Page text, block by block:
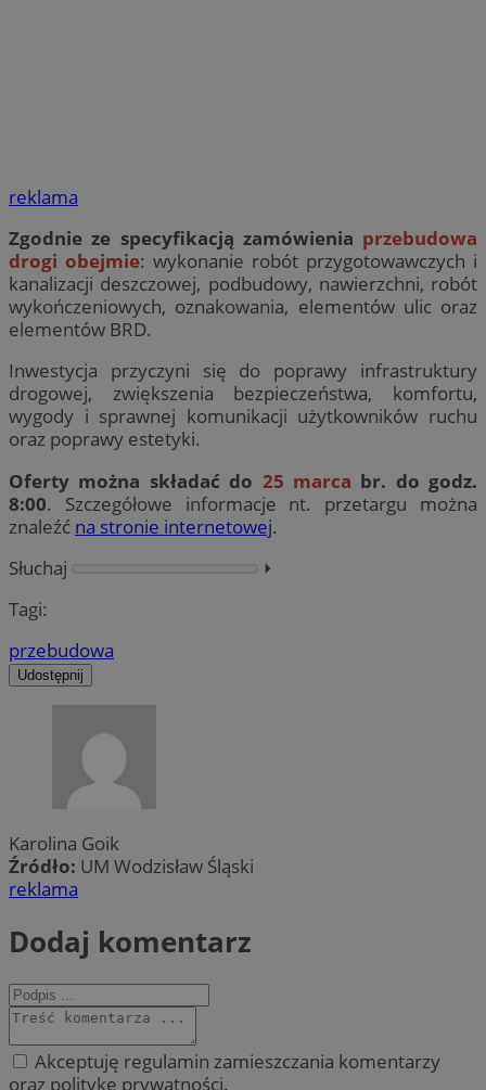
reklama
Zgodnie ze specyfikacją zamówienia przebudowa
drogi obejmie: wykonanie robót przygotowawczych i
kanalizacji deszczowej, podbudowy, nawierzchni, robót
wykończeniowych, oznakowania, elementów ulic oraz
elementów BRD.
Inwestycja przyczyni się do poprawy infrastruktury
drogowej, zwiększenia bezpieczeństwa, komfortu,
wygody i sprawnej komunikacji użytkowników ruchu
oraz poprawy estetyki.
Oferty można składać do 25 marca br. do godz.
8:00. Szczegółowe informacje nt. przetargu można
znaleźć na stronie internetowej.
Słuchaj
⏵︎
Tagi:
przebudowa
Udostępnij
Karolina Goik
Źródło: UM Wodzisław Śląski
reklama
Dodaj komentarz
Akceptuję regulamin zamieszczania komentarzy
oraz politykę prywatności.